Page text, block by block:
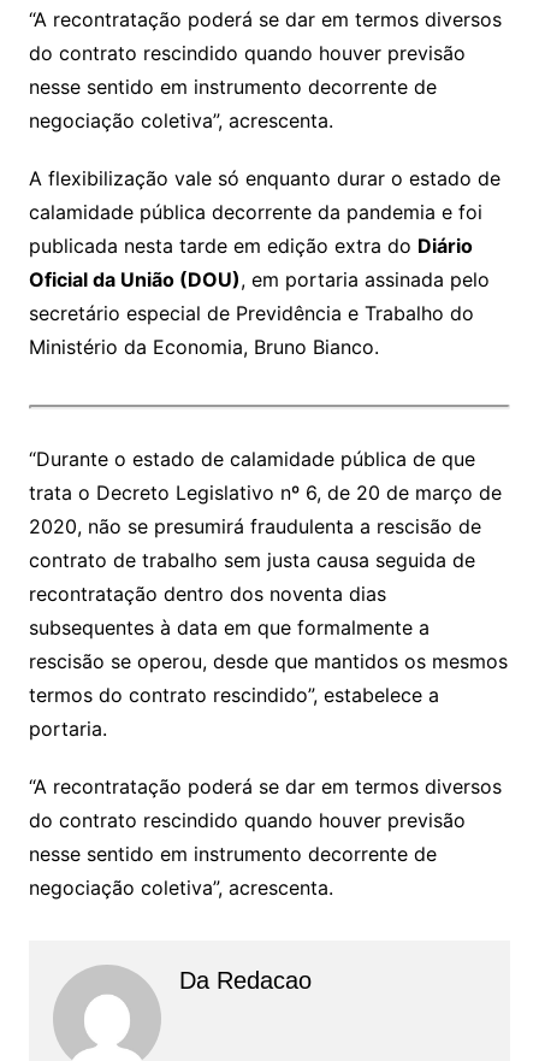
“A recontratação poderá se dar em termos diversos
do contrato rescindido quando houver previsão
nesse sentido em instrumento decorrente de
negociação coletiva”, acrescenta.
A flexibilização vale só enquanto durar o estado de
calamidade pública decorrente da pandemia e foi
publicada nesta tarde em edição extra do Diário
Oficial da União (DOU), em portaria assinada pelo
secretário especial de Previdência e Trabalho do
Ministério da Economia, Bruno Bianco.
“Durante o estado de calamidade pública de que
trata o Decreto Legislativo nº 6, de 20 de março de
2020, não se presumirá fraudulenta a rescisão de
contrato de trabalho sem justa causa seguida de
recontratação dentro dos noventa dias
subsequentes à data em que formalmente a
rescisão se operou, desde que mantidos os mesmos
termos do contrato rescindido”, estabelece a
portaria.
“A recontratação poderá se dar em termos diversos
do contrato rescindido quando houver previsão
nesse sentido em instrumento decorrente de
negociação coletiva”, acrescenta.
Da Redacao